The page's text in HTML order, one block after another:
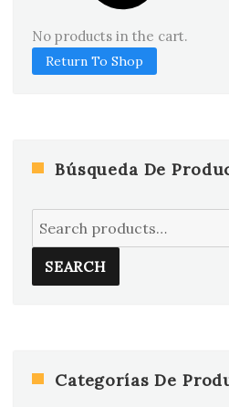
No products in the cart.
Return To Shop
Búsqueda De
SEARCH
Categorías De